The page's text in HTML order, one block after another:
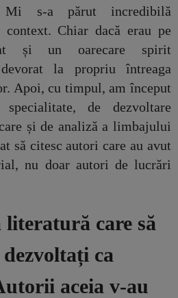
Mi s-a părut incredibilă
Chiar dacă erau pe
și un oarecare spirit
la propriu întreaga
Apoi, cu timpul, am început
de dezvoltare
și de analiză a limbajului
să citesc autori care au avut
nu doar autori de lucrări
care să
ca
aceia v-au